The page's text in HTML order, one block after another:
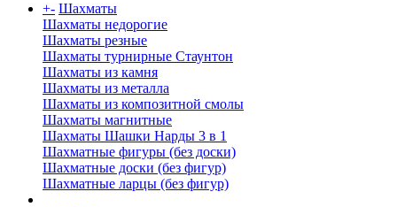
+- Шахматы
Шахматы недорогие
Шахматы резные
Шахматы турнирные Стаунтон
Шахматы из камня
Шахматы из металла
Шахматы из композитной смолы
Шахматы магнитные
Шахматы Шашки Нарды 3 в 1
Шахматные фигуры (без доски)
Шахматные доски (без фигур)
Шахматные ларцы (без фигур)